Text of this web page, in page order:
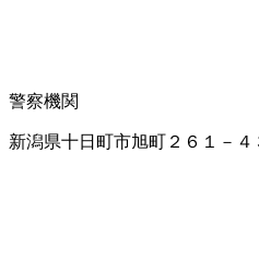
警察機関
新潟県十日町市旭町２６１－４